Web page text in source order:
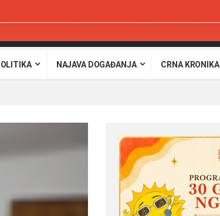
NAJAVA DOGAĐANJA CRNA KRONIKA